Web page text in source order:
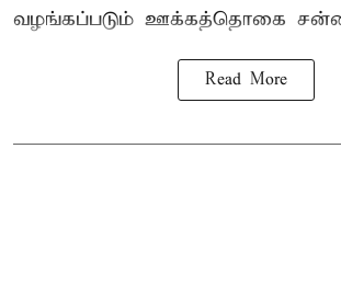
வழங்கப்படும் ஊக்கத்தொகை
Read More